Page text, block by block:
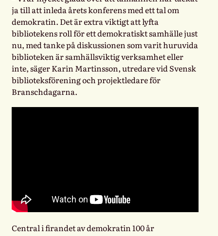
ja till att inleda årets konferens med ett tal om
demokratin. Det är extra viktigt att lyfta
bibliotekens roll för ett demokratiskt samhälle just
nu, med tanke på diskussionen som varit huruvida
biblioteken är samhällsviktig verksamhet eller
inte, säger Karin Martinsson, utredare vid Svensk
biblioteksförening och projektledare för
Branschdagarna.
Central i firandet av demokratin 100 år